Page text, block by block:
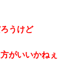
うけど
がいいかねぇ